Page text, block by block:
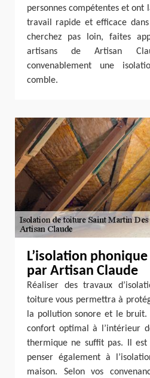
personnes compétentes et ont
travail rapide et efficace
cherchez pas loin, faites
artisans de Artisan
convenablement une
comble.
L’isolation
par Artisan Claude
Réaliser des travaux
toiture vous permettra à
la pollution sonore et le bruit.
confort optimal à l’intérieur
thermique ne suffit pas. Il est
penser également à
maison. Selon vos